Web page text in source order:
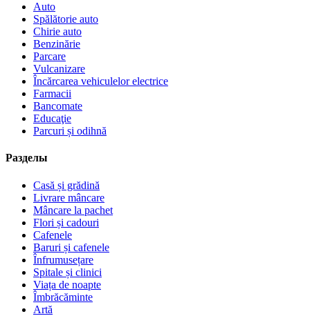
Auto
Spălătorie auto
Chirie auto
Benzinărie
Parcare
Vulcanizare
Încărcarea vehiculelor electrice
Farmacii
Bancomate
Educaţie
Parcuri și odihnă
Разделы
Casă și grădină
Livrare mâncare
Mâncare la pachet
Flori și cadouri
Cafenele
Baruri și cafenele
Înfrumusețare
Spitale și clinici
Viața de noapte
Îmbrăcăminte
Artă